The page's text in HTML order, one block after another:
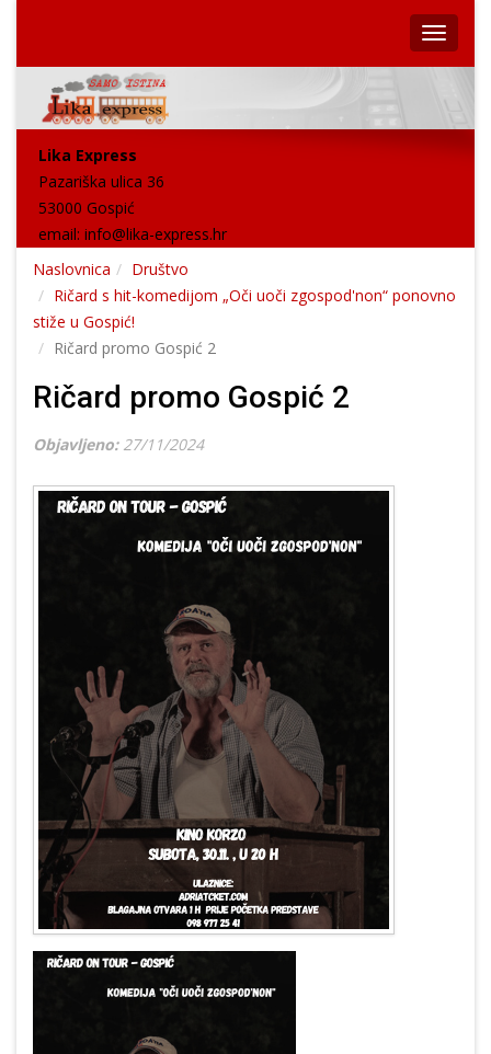
Lika Express
Pazariška ulica 36
53000 Gospić
email: info@lika-express.hr
Naslovnica
Društvo
Ričard s hit-komedijom „Oči uoči zgospod'non“ ponovno
stiže u Gospić!
Ričard promo Gospić 2
Ričard promo Gospić 2
Objavljeno: 27/11/2024